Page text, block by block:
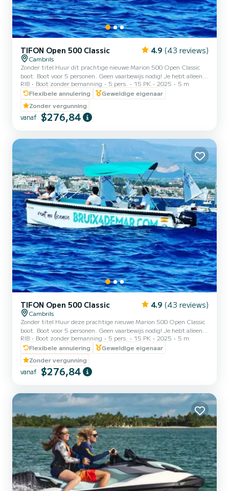
TIFON Open 500 Classic 4.9 (43 reviews)
Cambrils
Zonder titel Huur dit prachtige nieuwe Marion 500 Open Classic
boot. Boot voor 5 personen. Geen vaarbewijs nodig! Je hebt alleen je
ID nodig. Vertrek vanuit de haven van Cambrils. De beste optie om
de Costa Dorada vanaf zee te verkennen. Onze schipper zal jullie
leren hoe je de boot moet besturen en wanneer jullie er klaar voor
zijn, om te varen! PRIJZEN (brandstof niet inbegrepen): 8 UUR
490€ (van 10 tot 18) 4 UUR 240€ (Ochtendshift van 9.30 tot
RIB Boot zonder bemanning 5 pers. 15 PK 2025
5 m
Flexibele annulering
Geweldige eigenaar
Zonder vergunning
vanaf $276,84
TIFON Open 500 Classic 4.9 (43 reviews)
Cambrils
Zonder titel Huur deze prachtige nieuwe Marion 500 Open Classic
boot. Boot voor 5 personen. Geen vaarbewijs nodig! Je hebt alleen je
ID nodig. Vertrek vanuit de haven van Cambrils. De beste optie om
de Costa Dorada vanaf zee te ontdekken. Onze schipper zal je
leren hoe je de boot moet besturen en wanneer je er klaar voor
bent, gaan we varen! PRIJZEN (brandstof niet inbegrepen): 8 UUR
490€ (van 10 tot 18) 4 UUR 240€ (Ochtendshift van 9.30 tot
RIB Boot zonder bemanning 5 pers. 15 PK 2025
5 m
Flexibele annulering
Geweldige eigenaar
Zonder vergunning
vanaf $276,84